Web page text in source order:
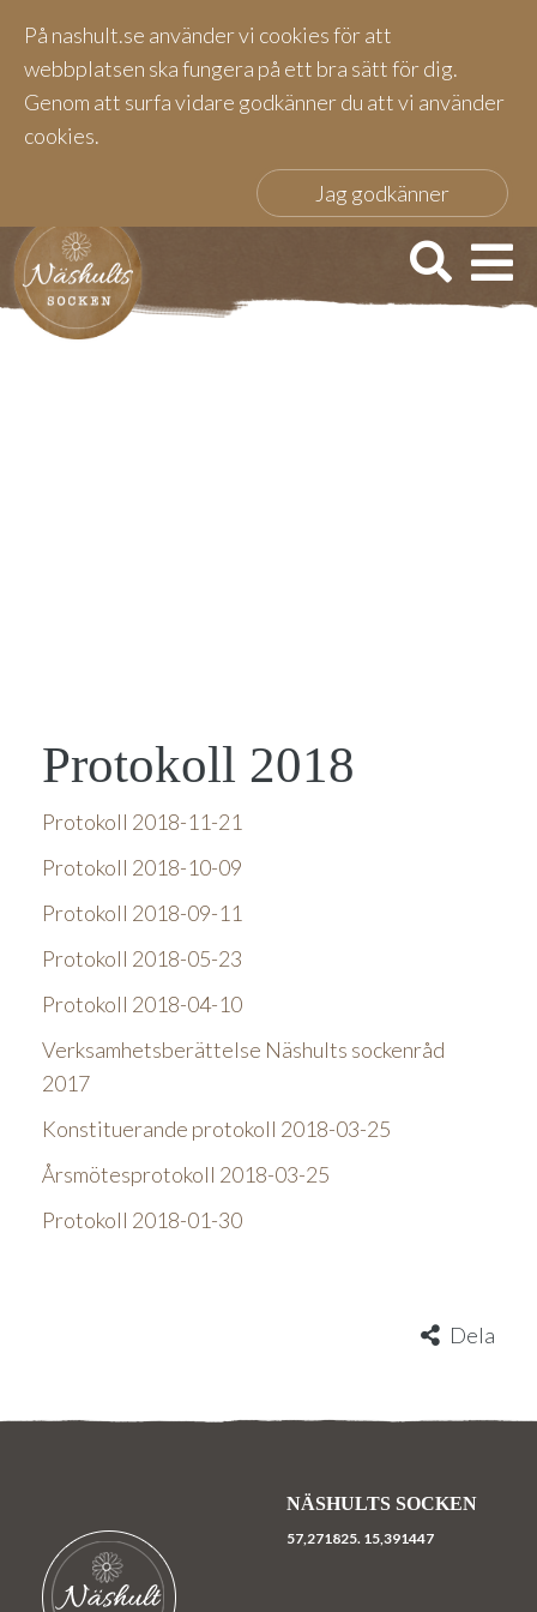
På nashult.se använder vi cookies för att
webbplatsen ska fungera på ett bra sätt för dig.
Genom att surfa vidare godkänner du att vi använder
cookies.
Jag godkänner
Protokoll 2018
Protokoll 2018-11-21
Protokoll 2018-10-09
Protokoll 2018-09-11
Protokoll 2018-05-23
Protokoll 2018-04-10
Verksamhetsberättelse Näshults sockenråd
2017
Konstituerande protokoll 2018-03-25
Årsmötesprotokoll 2018-03-25
Protokoll 2018-01-30
Dela
NÄSHULTS SOCKEN
57,271825. 15,391447